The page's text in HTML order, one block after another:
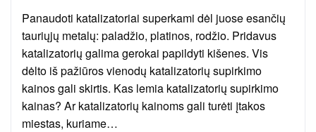
Panaudoti katalizatoriai superkami dėl juose esančių
tauriųjų metalų: paladžio, platinos, rodžio. Pridavus
katalizatorių galima gerokai papildyti kišenes. Vis
dėlto iš pažiūros vienodų katalizatorių supirkimo
kainos gali skirtis. Kas lemia katalizatorių supirkimo
kainas? Ar katalizatorių kainoms gali turėti įtakos
miestas, kuriame…